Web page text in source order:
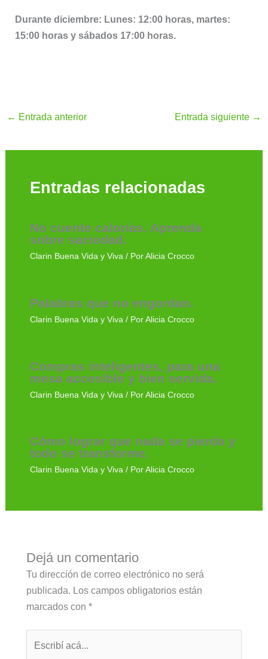
Durante diciembre: Lunes: 12:00 horas, martes:
15:00 horas y sábados 17:00 horas.
← Entrada anterior Entrada siguiente →
Entradas relacionadas
No cuente calorías. Aprenda
sobre saciedad.
Clarin Buena Vida y Viva/ Por Alicia Crocco
Palabras que no engordan.
Clarin Buena Vida y Viva / Por Alicia Crocco
Compras inteligentes, para una
mesa accesible y bien servida.
Clarin Buena Vida y Viva / Por Alicia Crocco
Cómo lograr que nada se pierda y
todo se transforme.
Clarin Buena Vida y Viva/ Por Alicia Crocco
Dejá un comentario
Tu dirección de correo electrónico no será
publicada. Los campos obligatorios están
marcados con *